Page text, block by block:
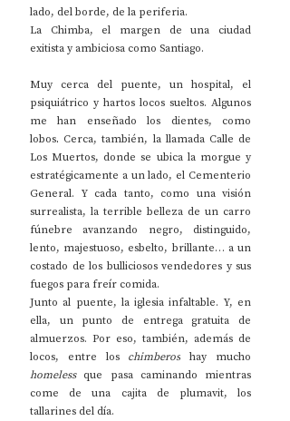
lado, del borde, de la periferia.
La Chimba, el margen de una ciudad
exitista y ambiciosa como Santiago.
Muy cerca del puente, un hospital, el
psiquiátrico y hartos locos sueltos. Algunos
me han enseñado los dientes, como
lobos. Cerca, también, la llamada Calle de
Los Muertos, donde se ubica la morgue y
estratégicamente a un lado, el Cementerio
General. Y cada tanto, como una visión
surrealista, la terrible belleza de un carro
fúnebre avanzando negro, distinguido,
lento, majestuoso, esbelto, brillante… a un
costado de los bulliciosos vendedores y sus
fuegos para freír comida.
Junto al puente, la iglesia infaltable. Y, en
ella, un punto de entrega gratuita de
almuerzos. Por eso, también, además de
locos, entre los chimberos
homeless que pasa caminando mientras
come de una cajita de plumavit, los
tallarines del día.